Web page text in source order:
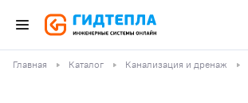
Главная Каталог Канализация и дренаж